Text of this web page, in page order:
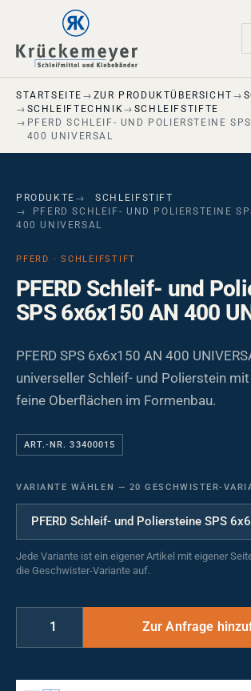
Skip to main navigation
Skip to main content
Skip to page footer
STARTSEITE ZUR PRODUKTÜBERSICHT
SCHLEIFTECHNIK
SCHLEIFSTIFTE
PFERD SCHLEIF- UND POLIERSTEINE
400 UNIVERSAL
PRODUKTE
SCHLEIFSTIFT
PFERD SCHLEIF- UND POLIERSTEINE
400 UNIVERSAL
PFERD · SCHLEIFSTIFT
PFERD Schleif- und
SPS 6x6x150 AN 400
PFERD SPS 6x6x150 AN 400
universeller Schleif- und Polierstein
feine Oberflächen im Formenbau.
ART.-NR. 33400015
VARIANTE WÄHLEN — 20 GESCHWISTER-
Jede Variante ist ein eigener Artikel mit eigener
die Geschwister-Variante auf.